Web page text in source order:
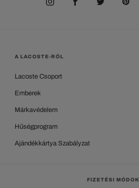
A LACOSTE-RÓL
Lacoste Csoport
Emberek
Márkavédelem
Hűségprogram
Ajándékkártya Szabályzat
FIZETÉSI MÓDOK